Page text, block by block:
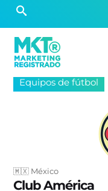
Equipos de fútbol
🇲🇽 México
Club América